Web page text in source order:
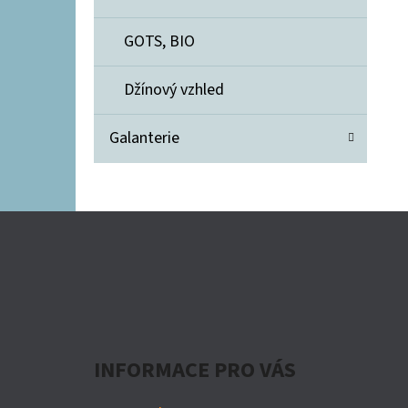
GOTS, BIO
Džínový vzhled
Galanterie
INFORMACE PRO VÁS